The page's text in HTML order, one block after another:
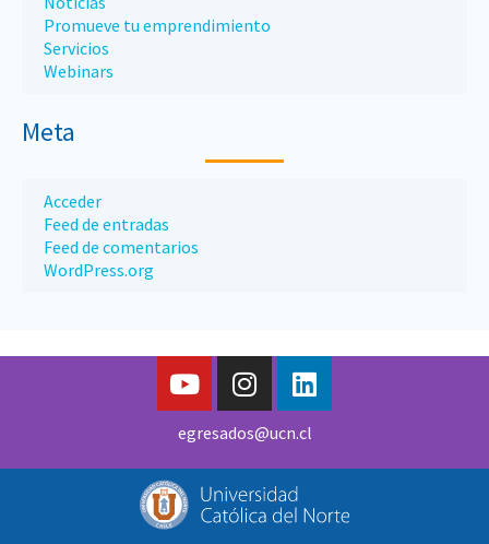
Promueve tu emprendimiento
Servicios
Webinars
Meta
Acceder
Feed de entradas
Feed de comentarios
WordPress.org
egresados@ucn.cl